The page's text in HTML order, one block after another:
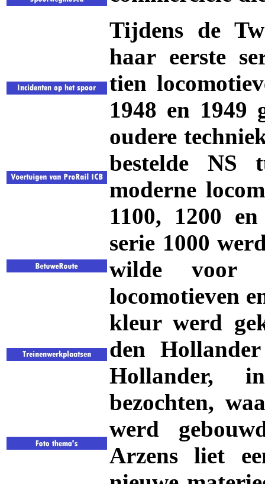
Tijdens de
haar eerste
tien
1948 en 1949
oudere
bestelde NS
moderne
1100, 1200
serie 1000
wilde voor
locomotieven
kleur werd
den
Hollander,
bezochten,
werd
Arzens liet